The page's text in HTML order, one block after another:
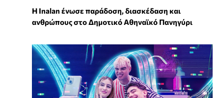
Η Inalan ένωσε παράδοση, διασκέδαση και
ανθρώπους στο Δημοτικό Αθηναϊκό Πανηγύρι